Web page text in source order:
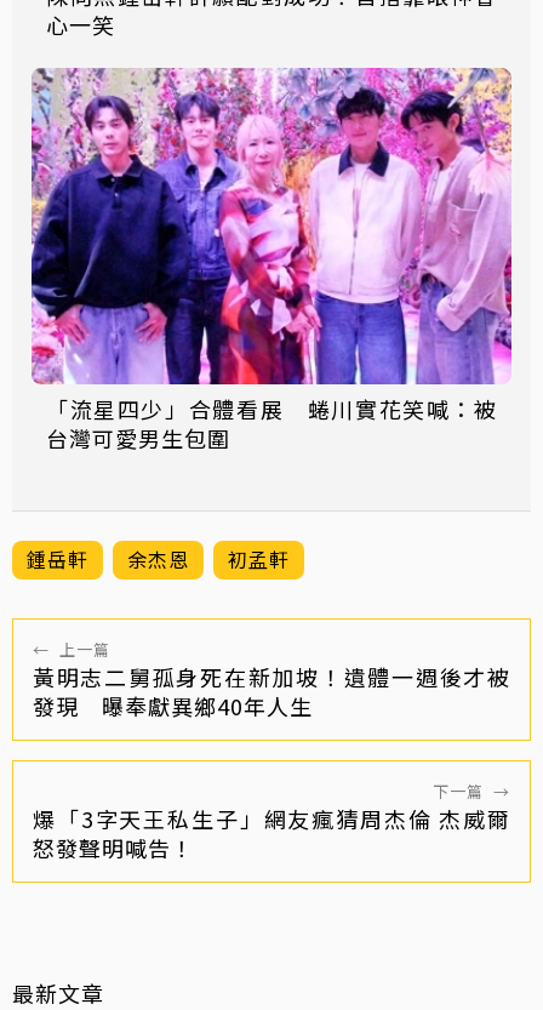
心一笑
「流星四少」合體看展 蜷川實花笑喊：被
台灣可愛男生包圍
鍾岳軒 余杰恩 初孟軒
← 上一篇
黃明志二舅孤身死在新加坡！遺體一週後才被
發現 曝奉獻異鄉40年人生
下一篇 →
爆「3字天王私生子」網友瘋猜周杰倫 杰威爾
怒發聲明喊告！
最新文章